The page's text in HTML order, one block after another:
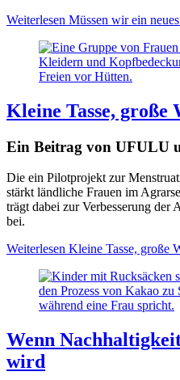
Weiterlesen Müssen wir ein
Kleine Tasse, große
Ein Beitrag von UFULU
Die ein Pilotprojekt zur
stärkt ländliche Frauen im
trägt dabei zur Verbesserung der
bei.
Weiterlesen Kleine Tasse, große
Wenn
wird